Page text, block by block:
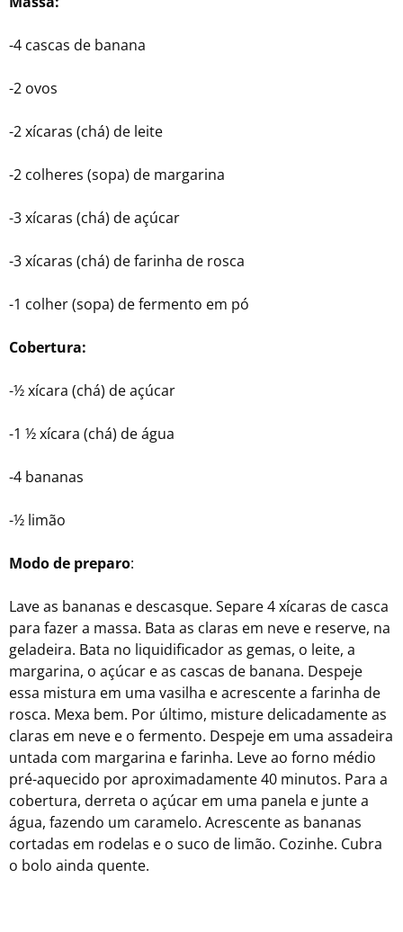
-4 cascas de banana
-2 ovos
-2 xícaras (chá) de leite
-2 colheres (sopa) de margarina
-3 xícaras (chá) de açúcar
-3 xícaras (chá) de farinha de rosca
-1 colher (sopa) de fermento em pó
Cobertura:
-½ xícara (chá) de açúcar
-1 ½ xícara (chá) de água
-4 bananas
-½ limão
Modo de preparo:
Lave as bananas e descasque. Separe 4 xícaras de casca
para fazer a massa. Bata as claras em neve e reserve, na
geladeira. Bata no liquidificador as gemas, o leite, a
margarina, o açúcar e as cascas de banana. Despeje
essa mistura em uma vasilha e acrescente a farinha de
rosca. Mexa bem. Por último, misture delicadamente as
claras em neve e o fermento. Despeje em uma assadeira
untada com margarina e farinha. Leve ao forno médio
pré-aquecido por aproximadamente 40 minutos. Para a
cobertura, derreta o açúcar em uma panela e junte a
água, fazendo um caramelo. Acrescente as bananas
cortadas em rodelas e o suco de limão. Cozinhe. Cubra
o bolo ainda quente.